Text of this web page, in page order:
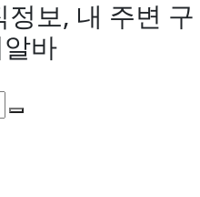
보, 내 주변 구
바